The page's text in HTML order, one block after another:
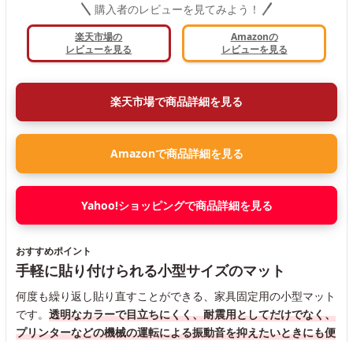
購入者のレビューを見てみよう！
楽天市場の
レビューを見る
Amazonの
レビューを見る
楽天市場で商品詳細を見る
Amazonで商品詳細を見る
Yahoo!ショッピングで商品詳細を見る
おすすめポイント
手軽に貼り付けられる小型サイズのマット
何度も繰り返し貼り直すことができる、家具固定用の小型マット
です。 透明なカラーで目立ちにくく、耐震用としてだけでなく、
プリンターなどの機械の運転による振動音を抑えたいときにも便